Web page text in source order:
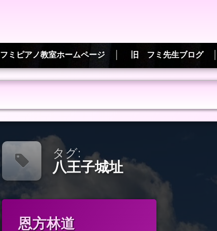
フミピアノ教室ホームページ 旧 フミ先生ブログ
タグ:
八王子城址
恩方林道